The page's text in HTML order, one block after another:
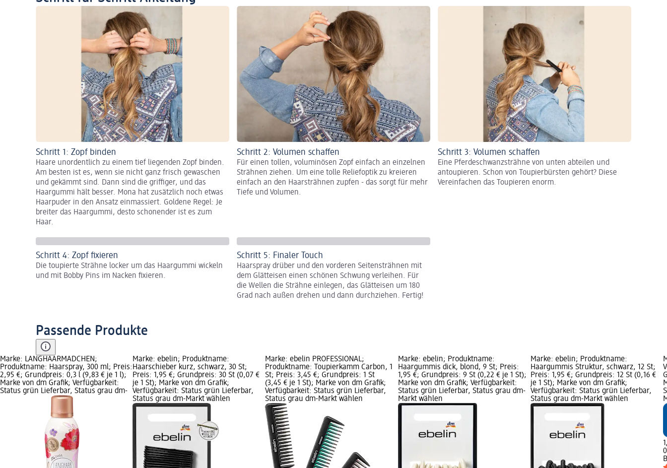
Schritt 1: Zopf binden
Haare unordentlich zu einem tief liegenden Zopf binden.
Am besten ist es, wenn sie nicht ganz frisch gewaschen
und gekämmt sind. Dann sind die griffiger, und das
Haargummi hält besser. Mona hat zusätzlich noch etwas
Haarpuder in den Ansatz einmassiert. Goldene Regel: Je
breiter das Haargummi, desto schonender ist es zum
Haar.
Schritt 2: Volumen schaffen
Für einen tollen, voluminösen Zopf einfach an einzelnen
Strähnen ziehen. Um eine tolle Reliefoptik zu kreieren
einfach an den Haarsträhnen zupfen - das sorgt für mehr
Tiefe und Volumen.
Schritt 3: Volumen schaffen
Eine Pferdeschwanzsträhne von unten abteilen und
antoupieren. Schon von Toupierbürsten gehört? Diese
Vereinfachen das Toupieren enorm.
Schritt 4: Zopf fixieren
Die toupierte Strähne locker um das Haargummi wickeln
und mit Bobby Pins im Nacken fixieren.
Schritt 5: Finaler Touch
Haarspray drüber und den vorderen Seitensträhnen mit
dem Glätteisen einen schönen Schwung verleihen. Für
die Wellen die Strähne einlegen, das Glätteisen um 180
Grad nach außen drehen und dann durchziehen. Fertig!
Passende Produkte
Marke: LANGHAARMÄDCHEN;
Produktname: Haarspray, 300 ml; Preis:
2,95 €; Grundpreis: 0,3 l (9,83 € je 1 l);
Marke von dm Grafik; Verfügbarkeit:
Status grün Lieferbar, Status grau dm-
Marke: ebelin; Produktname:
Haarschieber kurz, schwarz, 30 St;
Preis: 1,95 €; Grundpreis: 30 St (0,07 €
je 1 St); Marke von dm Grafik;
Verfügbarkeit: Status grün Lieferbar,
Status grau dm-Markt wählen
Marke: ebelin PROFESSIONAL;
Produktname: Toupierkamm Carbon, 1
St; Preis: 3,45 €; Grundpreis: 1 St
(3,45 € je 1 St); Marke von dm Grafik;
Verfügbarkeit: Status grün Lieferbar,
Status grau dm-Markt wählen
Marke: ebelin; Produktname:
Haargummis dick, blond, 9 St; Preis:
1,95 €; Grundpreis: 9 St (0,22 € je 1 St);
Marke von dm Grafik; Verfügbarkeit:
Status grün Lieferbar, Status grau dm-
Markt wählen
Marke: ebelin; Produktname:
Haargummis Struktur, schwarz, 12 St;
Preis: 1,95 €; Grundpreis: 12 St (0,16 €
je 1 St); Marke von dm Grafik;
Verfügbarkeit: Status grün Lieferbar,
Status grau dm-Markt wählen